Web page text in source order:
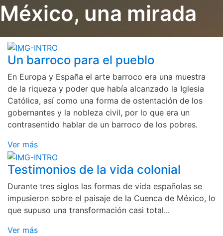
México, una mirada
Un barroco para el pueblo
En Europa y España el arte barroco era una muestra
de la riqueza y poder que había alcanzado la Iglesia
Católica, así como una forma de ostentación de los
gobernantes y la nobleza civil, por lo que era un
contrasentido hablar de un barroco de los pobres.
Ver más
Testimonios de la vida colonial
Durante tres siglos las formas de vida españolas se
impusieron sobre el paisaje de la Cuenca de México, lo
que supuso una transformación casi total...
Ver más